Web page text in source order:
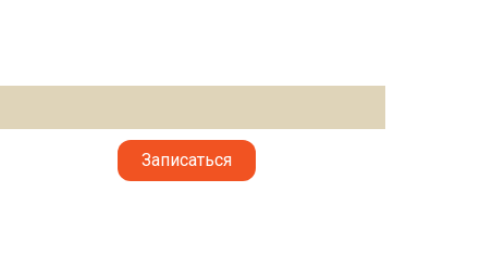
Записаться